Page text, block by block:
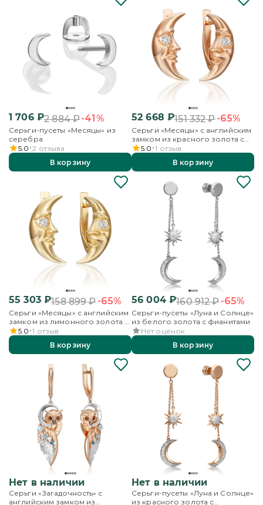
1 706₽2 884₽-41%
Серьги-пусеты «Месяцы» из
серебра
5.0 2 отзыва
В корзину
52 668 ₽151 332₽-65%
Серьги «Месяцы» с английским
замком из красного золота с
фианитом
5.0 1 отзыв
В корзину
55 303₽158 899₽-65%
Серьги «Месяцы» с английским
замком из лимонного золота с
фианитом
5.0 1 отзыв
В корзину
56 004₽160 912₽-65%
Серьги-пусеты «Луна и Солнце»
из белого золота с фианитами
Нет оценок
В корзину
Нет в наличии
Серьги «Загадочность» с
английским замком из
Нет в наличии
Серьги-пусеты «Луна и Солнце»
из красного золота с